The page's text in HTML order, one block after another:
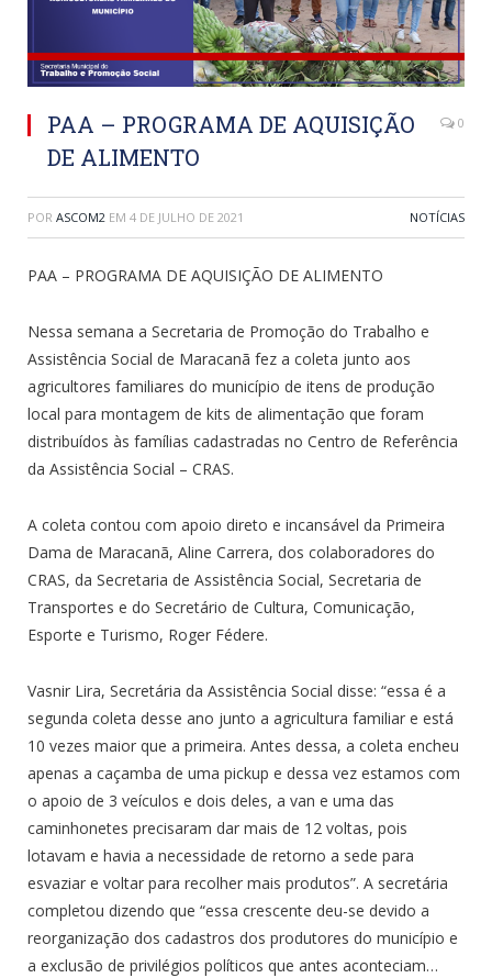
PAA – PROGRAMA DE AQUISIÇÃO
DE ALIMENTO
0
POR ASCOM2 EM 4 DE JULHO DE 2021 NOTÍCIAS
PAA – PROGRAMA DE AQUISIÇÃO DE ALIMENTO
Nessa semana a Secretaria de Promoção do Trabalho e
Assistência Social de Maracanã fez a coleta junto aos
agricultores familiares do município de itens de produção
local para montagem de kits de alimentação que foram
distribuídos às famílias cadastradas no Centro de Referência
da Assistência Social – CRAS.
A coleta contou com apoio direto e incansável da Primeira
Dama de Maracanã, Aline Carrera, dos colaboradores do
CRAS, da Secretaria de Assistência Social, Secretaria de
Transportes e do Secretário de Cultura, Comunicação,
Esporte e Turismo, Roger Fédere.
Vasnir Lira, Secretária da Assistência Social disse: “essa é a
segunda coleta desse ano junto a agricultura familiar e está
10 vezes maior que a primeira. Antes dessa, a coleta encheu
apenas a caçamba de uma pickup e dessa vez estamos com
o apoio de 3 veículos e dois deles, a van e uma das
caminhonetes precisaram dar mais de 12 voltas, pois
lotavam e havia a necessidade de retorno a sede para
esvaziar e voltar para recolher mais produtos”. A secretária
completou dizendo que “essa crescente deu-se devido a
reorganização dos cadastros dos produtores do município e
a exclusão de privilégios políticos que antes aconteciam…